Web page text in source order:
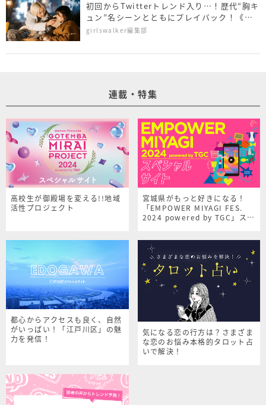
初回からTwitterトレンド入り…！歴代“胸キ
ュン”名シーンとともにプレイバック！《新
オオカミちゃん》
girlswalker編集部
連載・特集
高校生が御殿場を変える!!地域
活性プロジェクト
宮城県がもっと好きになる！
「EMPOWER MIYAGI FES.
2024 powered by TGC」スペ
都心からアクセスも良く、自然
がいっぱい！「江戸川区」の魅
力を発信！
気になる恋の行方は？さまざま
な恋のお悩み本格的タロット占
いで解決！